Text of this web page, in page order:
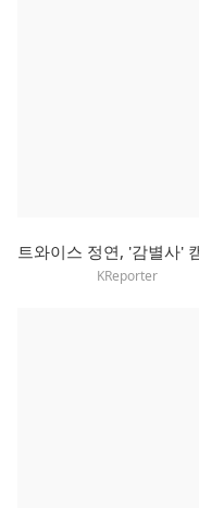
KReporter